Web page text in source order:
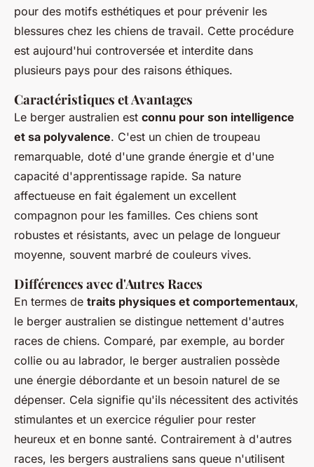
pour des motifs esthétiques et pour prévenir les
blessures chez les chiens de travail. Cette procédure
est aujourd'hui controversée et interdite dans
plusieurs pays pour des raisons éthiques.
Caractéristiques et Avantages
Le berger australien est connu pour son intelligence
et sa polyvalence. C'est un chien de troupeau
remarquable, doté d'une grande énergie et d'une
capacité d'apprentissage rapide. Sa nature
affectueuse en fait également un excellent
compagnon pour les familles. Ces chiens sont
robustes et résistants, avec un pelage de longueur
moyenne, souvent marbré de couleurs vives.
Différences avec d'Autres Races
En termes de traits physiques et comportementaux,
le berger australien se distingue nettement d'autres
races de chiens. Comparé, par exemple, au border
collie ou au labrador, le berger australien possède
une énergie débordante et un besoin naturel de se
dépenser. Cela signifie qu'ils nécessitent des activités
stimulantes et un exercice régulier pour rester
heureux et en bonne santé. Contrairement à d'autres
races, les bergers australiens sans queue n'utilisent